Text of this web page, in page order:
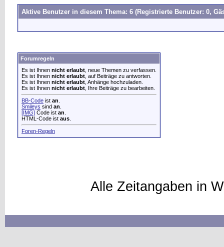
Aktive Benutzer in diesem Thema: 6 (Registrierte Benutzer: 0,
Forumregeln
Es ist Ihnen nicht erlaubt , neue Themen zu verfassen.
Es ist Ihnen nicht erlaubt , auf Beiträge zu antworten.
Es ist Ihnen nicht erlaubt , Anhänge hochzuladen.
Es ist Ihnen nicht erlaubt , Ihre Beiträge zu bearbeiten.
BB-Code ist an
Smileys sind an
[IMG] Code ist an
HTML-Code ist aus
Foren-Regeln
Alle Zeitangaben in